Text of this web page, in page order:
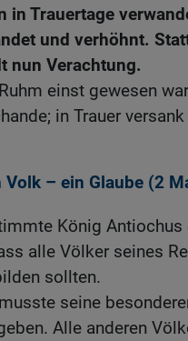
in Trauertage
und verhöhnt.
nun Verachtung.
einst gewesen
in Trauer versank
Volk – ein Glaube (2
König Antiochus
alle Völker seines
sollten.
seine
Alle anderen